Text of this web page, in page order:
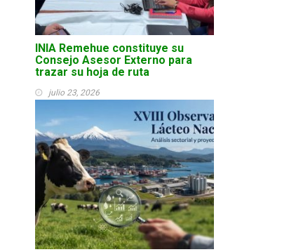
INIA Remehue constituye su
Consejo Asesor Externo para
trazar su hoja de ruta
julio 23, 2026